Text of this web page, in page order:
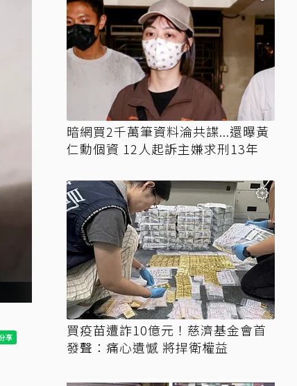
暗網買2千萬筆資料淪共諜...還曝黃
仁勳個資 12人起訴主嫌求刑13年
買疫苗遭詐10億元！慈濟基金會首
發聲：痛心遺憾 將捍衛權益